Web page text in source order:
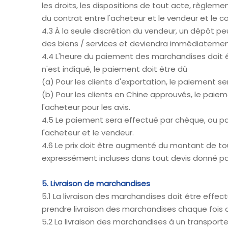
les droits, les dispositions de tout acte,
du contrat entre l'acheteur et le vendeur et le
4.3 À la seule discrétion du vendeur, un dépôt
des biens / services et deviendra
4.4 L'heure du paiement des marchandises
n'est indiqué, le paiement doit être dû
(a) Pour les clients d'exportation, le paiement
(b) Pour les clients en Chine approuvés, le
l'acheteur pour les avis.
4.5 Le paiement sera effectué par chèque, ou
l'acheteur et le vendeur.
4.6 Le prix doit être augmenté du montant de
expressément incluses dans tout devis donné
5. Livraison de marchandises
5.1 La livraison des marchandises doit être
prendre livraison des marchandises chaque fois
5.2 La livraison des marchandises à un